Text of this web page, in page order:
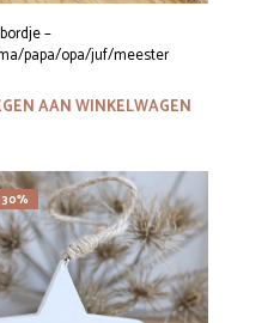
W
N
L
W
A
G
E
N
.
–
papa/opa/juf/meester
AAN WINKELWAGEN
30%